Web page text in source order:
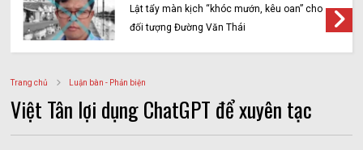
Lật tẩy màn kịch “khóc mướn, kêu oan” cho
đối tượng Đường Văn Thái
Trang chủ Luận bàn - Phản biện
Việt Tân lợi dụng ChatGPT để xuyên tạc